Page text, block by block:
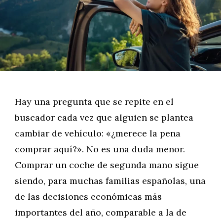
Hay una pregunta que se repite en el
buscador cada vez que alguien se plantea
cambiar de vehículo: «¿merece la pena
comprar aquí?». No es una duda menor.
Comprar un coche de segunda mano sigue
siendo, para muchas familias españolas, una
de las decisiones económicas más
importantes del año, comparable a la de